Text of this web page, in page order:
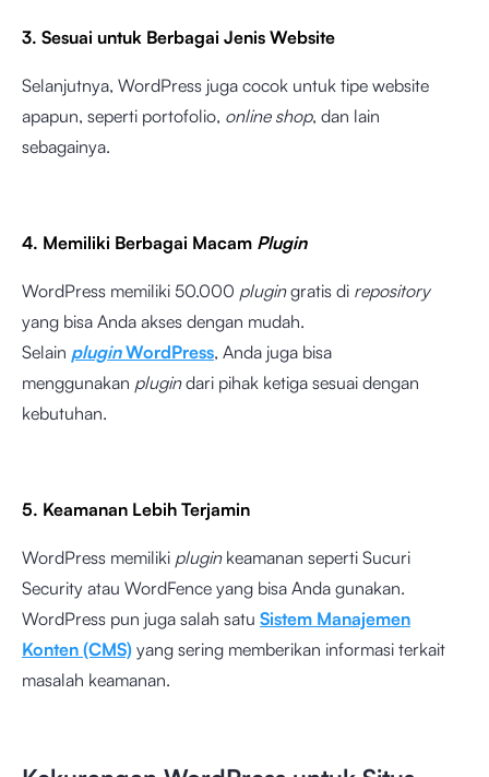
3. Sesuai untuk Berbagai Jenis Website
Selanjutnya, WordPress juga cocok untuk tipe website
apapun, seperti portofolio, online shop, dan lain
sebagainya.
4. Memiliki Berbagai Macam Plugin
WordPress memiliki 50.000 plugingratis di repository
yang bisa Anda akses dengan mudah.
Selain pluginWordPress, Anda juga bisa
menggunakan plugindari pihak ketiga sesuai dengan
kebutuhan.
5. Keamanan Lebih Terjamin
WordPress memiliki plugin keamanan seperti Sucuri
Security atau WordFence yang bisa Anda gunakan.
WordPress pun juga salah satu Sistem Manajemen
Konten (CMS) yang sering memberikan informasi terkait
masalah keamanan.